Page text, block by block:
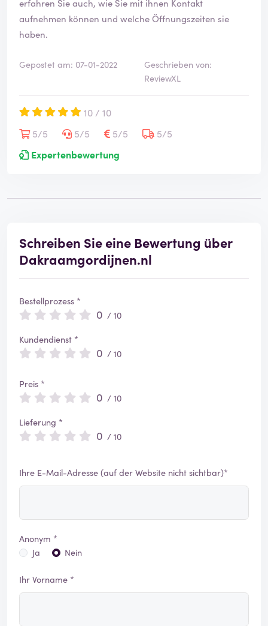
erfahren Sie auch, wie Sie mit ihnen Kontakt
aufnehmen können und welche Öffnungszeiten sie
haben.
Gepostet am: 07-01-2022
Geschrieben von:
ReviewXL
10 / 10
5/5
5/5 5/5
5/5
Expertenbewertung
Schreiben Sie eine Bewertung über
Dakraamgordijnen.nl
Bestellprozess *
0 / 10
Kundendienst *
0 / 10
Preis *
0 / 10
Lieferung *
0 / 10
Ihre E-Mail-Adresse (auf der Website nicht sichtbar)*
Anonym *
Ja
Nein
Ihr Vorname *